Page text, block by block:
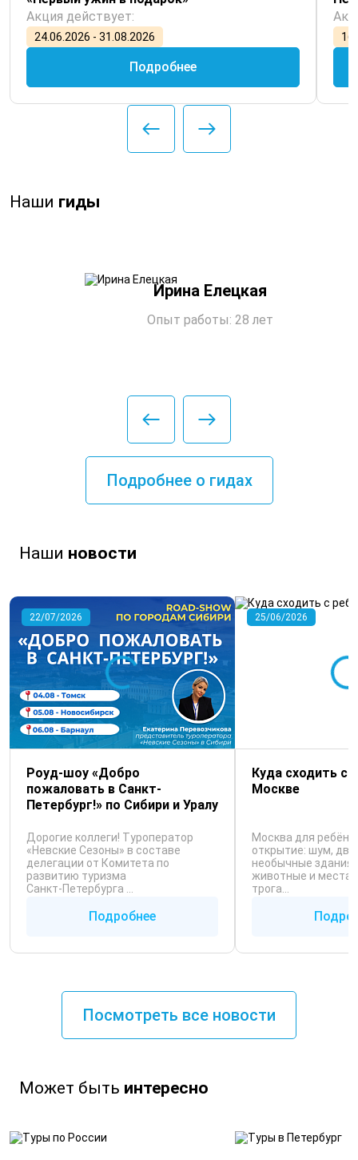
Акция действует:
24.06.2026 - 31.08.2026
Подробнее
Наши гиды
Ирина Елецкая
Опыт работы: 28 лет
Подробнее о гидах
Наши новости
22/07/2026
Роуд-шоу «Добро
пожаловать в Санкт-
Петербург!» по Сибири и Уралу
Дорогие коллеги! Туроператор
«Невские Сезоны» в составе
делегации от Комитета по
развитию туризма
Санкт‑Петербурга ...
Подробнее
25/06/2026
Куда сходить с
Москве
Москва для
открытие: шум,
необычные
животные и места,
трога...
Посмотреть все новости
Может быть интересно